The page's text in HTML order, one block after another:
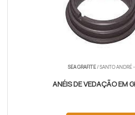
SEA GRAFITE/ SANTO ANDRÉ
ANÉIS DE VEDAÇÃO EM